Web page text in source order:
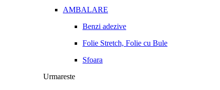
AMBALARE
Benzi adezive
Folie Stretch, Folie cu Bule
Sfoara
Urmareste